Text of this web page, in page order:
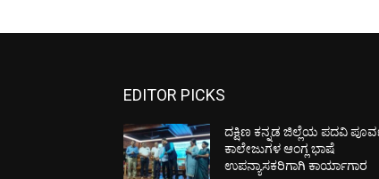
EDITOR PICKS
ದಕ್ಷಿಣ ಕನ್ನಡ ಜಿಲ್ಲೆಯ ಪದವಿ
ಕಾಲೇಜುಗಳ ಆಂಗ್ಲ ಭಾಷೆ
ಉಪನ್ಯಾಸಕರಿಗಾಗಿ ಕಾರ್ಯಾಗಾರ